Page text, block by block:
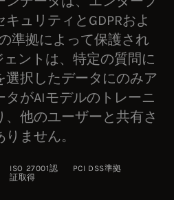
ュリティとGDPRおよ
準拠によって保護され
ントは、特定の質問に
選択したデータにのみア
タがAIモデルのトレーニ
、他のユーザーと共有さ
ません。
ISO 27001認
証取得
PCI DSS準拠